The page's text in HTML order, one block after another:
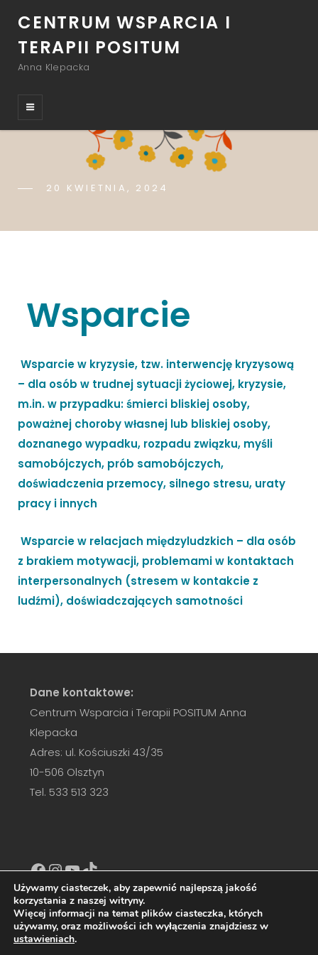
CENTRUM WSPARCIA I
TERAPII POSITUM
Anna Klepacka
POSTED-
20 KWIETNIA, 2024
Wsparcie
Wsparcie w kryzysie, tzw. interwencję kryzysową
– dla osób w trudnej sytuacji życiowej, kryzysie,
m.in. w przypadku: śmierci bliskiej osoby,
poważnej choroby własnej lub bliskiej osoby,
doznanego wypadku, rozpadu związku, myśli
samobójczych, prób samobójczych,
doświadczenia przemocy, silnego stresu, uraty
pracy i innych
Wsparcie w relacjach międzyludzkich – dla osób
z brakiem motywacji, problemami w kontaktach
interpersonalnych (stresem w kontakcie z
ludźmi), doświadczających samotności
Dane kontaktowe:
Centrum Wsparcia i Terapii POSITUM Anna
Klepacka
Adres: ul. Kościuszki 43/35
10-506 Olsztyn
Tel. 533 513 323
Facebook
Instagram
YouTube
TikTok
COPYRIGHT © 2026
CENTRUM WSPARCIA I TERAPII
Używamy ciasteczek, aby zapewnić najlepszą jakość
korzystania z naszej witryny.
Więcej informacji na temat plików ciasteczka, których
używamy, oraz możliwości ich wyłączenia znajdziesz w
ustawieniach.